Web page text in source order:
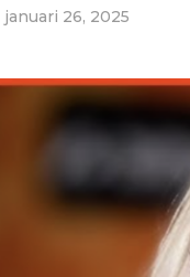
januari 26, 2025